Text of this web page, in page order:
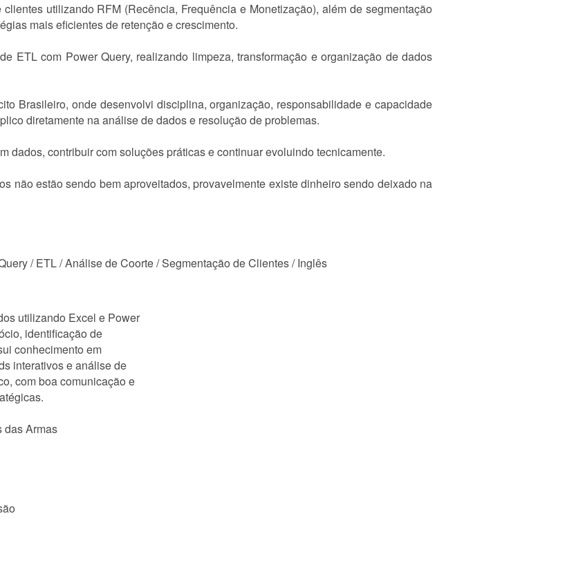
utilizando RFM (Recência, Frequência e Monetização), além de segmentação
mais eficientes de retenção e crescimento.
ETL com Power Query, realizando limpeza, transformação e organização de dados
Brasileiro, onde desenvolvi disciplina, organização, responsabilidade e capacidade
diretamente na análise de dados e resolução de problemas.
dados, contribuir com soluções práticas e continuar evoluindo tecnicamente.
não estão sendo bem aproveitados, provavelmente existe dinheiro sendo deixado na
/ ETL / Análise de Coorte / Segmentação de Clientes / Inglês
utilizando Excel e Power
identificação de
conhecimento em
interativos e análise de
com boa comunicação e
das Armas